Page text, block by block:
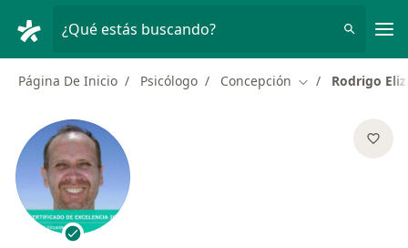
¿Qué estás buscando?
Página De Inicio Psicólogo Concepción Cambiar de
Rodrigo